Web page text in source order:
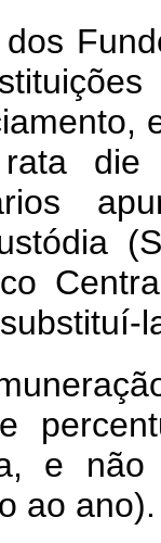
dos
rata
e
ao ano).